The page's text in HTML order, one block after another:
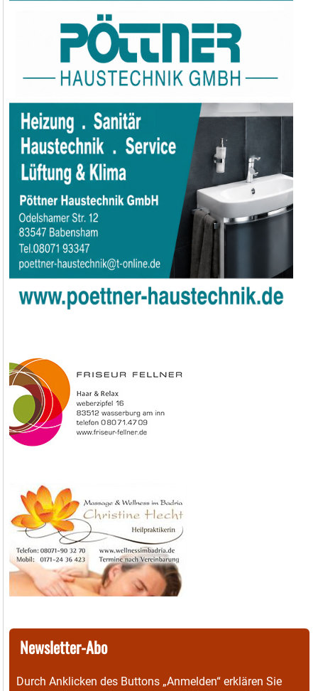
Newsletter-Abo
Durch Anklicken des Buttons „Anmelden“ erklären Sie